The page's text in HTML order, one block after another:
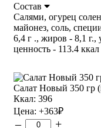
Состав
Салями, огурец
майонез, соль,
6,4 г ., жиров - 8,1 г.,
ценность - 113.4 ккал
Салат Новый 350 гр
Ккал: 396
Цена: +363₽
– +